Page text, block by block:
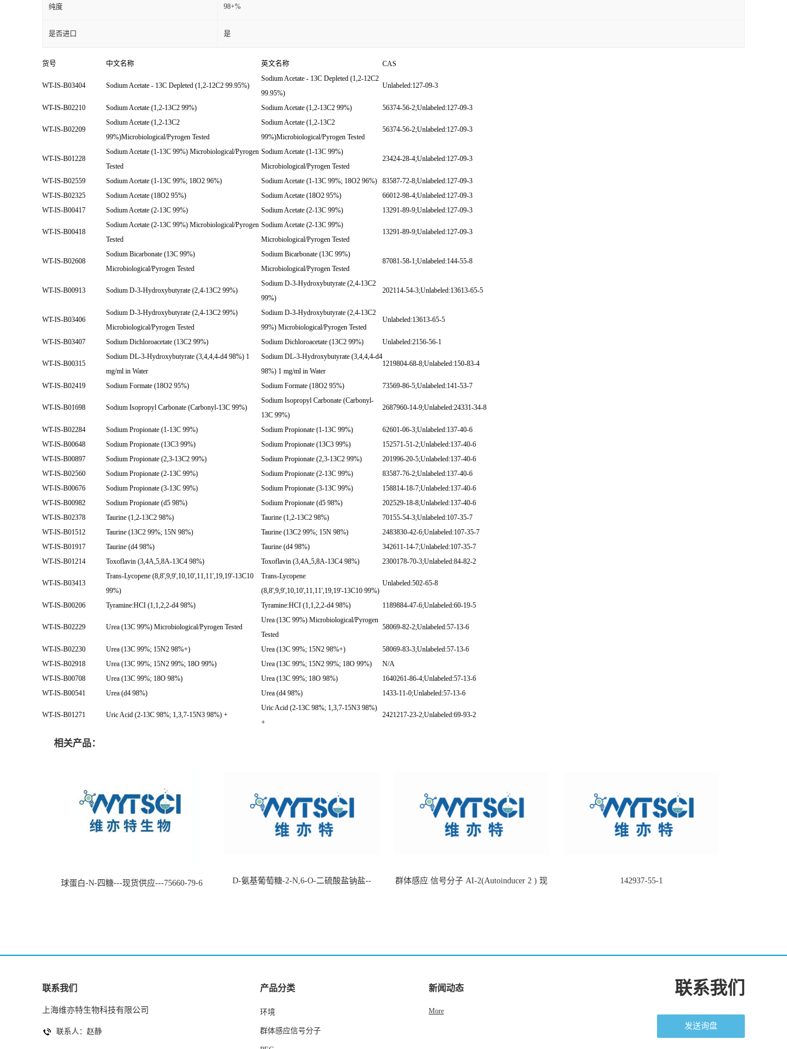
纯度 98+%
是否进口 是
货号 中文名称 英文名称 CAS
WT-IS-B03404 Sodium Acetate - 13C Depleted (1,2-12C2 99.95%)
Sodium Acetate - 13C Depleted (1,2-12C2
99.95%)
Unlabeled:127-09-3
WT-IS-B02210 Sodium Acetate (1,2-13C2 99%) Sodium Acetate (1,2-13C2 99%) 56374-56-2;Unlabeled:127-09-3
WT-IS-B02209
Sodium Acetate (1,2-13C2
99%)Microbiological/Pyrogen Tested
Sodium Acetate (1,2-13C2
99%)Microbiological/Pyrogen Tested
56374-56-2;Unlabeled:127-09-3
WT-IS-B01228
Sodium Acetate (1-13C 99%) Microbiological/Pyrogen
Tested
Sodium Acetate (1-13C 99%)
Microbiological/Pyrogen Tested
23424-28-4;Unlabeled:127-09-3
WT-IS-B02559 Sodium Acetate (1-13C 99%; 18O2 96%) Sodium Acetate (1-13C 99%; 18O2 96%)
83587-72-8;Unlabeled:127-09-3
WT-IS-B02325
Sodium Acetate (18O2 95%) Sodium Acetate (18O2 95%)
66012-98-4;Unlabeled:127-09-3
WT-IS-B00417
Sodium Acetate (2-13C 99%) Sodium Acetate (2-13C 99%) 13291-89-9;Unlabeled:127-09-3
WT-IS-B00418
Sodium Acetate (2-13C 99%) Microbiological/Pyrogen
Tested
Sodium Acetate (2-13C 99%)
Microbiological/Pyrogen Tested
13291-89-9;Unlabeled:127-09-3
WT-IS-B02608
Sodium Bicarbonate (13C 99%)
Microbiological/Pyrogen Tested
Sodium Bicarbonate (13C 99%)
Microbiological/Pyrogen Tested
87081-58-1;Unlabeled:144-55-8
WT-IS-B00913 Sodium D-3-Hydroxybutyrate (2,4-13C2 99%)
Sodium D-3-Hydroxybutyrate (2,4-13C2
99%)
202114-54-3;Unlabeled:13613-65-5
WT-IS-B03406
Sodium D-3-Hydroxybutyrate (2,4-13C2 99%)
Microbiological/Pyrogen Tested
Sodium D-3-Hydroxybutyrate (2,4-13C2
99%) Microbiological/Pyrogen Tested
Unlabeled:13613-65-5
WT-IS-B03407 Sodium Dichloroacetate (13C2 99%) Sodium Dichloroacetate (13C2 99%) Unlabeled:2156-56-1
WT-IS-B00315
Sodium DL-3-Hydroxybutyrate (3,4,4,4-d4 98%) 1
mg/ml in Water
Sodium DL-3-Hydroxybutyrate (3,4,4,4-d4
98%) 1 mg/ml in Water
1219804-68-8;Unlabeled:150-83-4
WT-IS-B02419 Sodium Formate (18O2 95%) Sodium Formate (18O2 95%) 73569-86-5;Unlabeled:141-53-7
WT-IS-B01698 Sodium Isopropyl Carbonate (Carbonyl-13C 99%)
Sodium Isopropyl Carbonate (Carbonyl-
13C 99%)
2687960-14-9;Unlabeled:24331-34-8
WT-IS-B02284 Sodium Propionate (1-13C 99%) Sodium Propionate (1-13C 99%)
62601-06-3;Unlabeled:137-40-6
WT-IS-B00648
Sodium Propionate (13C3 99%) Sodium Propionate (13C3 99%)
152571-51-2;Unlabeled:137-40-6
WT-IS-B00897
Sodium Propionate (2,3-13C2 99%) Sodium Propionate (2,3-13C2 99%)
201996-20-5;Unlabeled:137-40-6
WT-IS-B02560
Sodium Propionate (2-13C 99%) Sodium Propionate (2-13C 99%)
83587-76-2;Unlabeled:137-40-6
WT-IS-B00676
Sodium Propionate (3-13C 99%) Sodium Propionate (3-13C 99%)
158814-18-7;Unlabeled:137-40-6
WT-IS-B00982
Sodium Propionate (d5 98%) Sodium Propionate (d5 98%)
202529-18-8;Unlabeled:137-40-6
WT-IS-B02378
Taurine (1,2-13C2 98%) Taurine (1,2-13C2 98%)
70155-54-3;Unlabeled:107-35-7
WT-IS-B01512
Taurine (13C2 99%; 15N 98%) Taurine (13C2 99%; 15N 98%)
2483830-42-6;Unlabeled:107-35-7
WT-IS-B01917
Taurine (d4 98%) Taurine (d4 98%)
342611-14-7;Unlabeled:107-35-7
WT-IS-B01214
Toxoflavin (3,4A,5,8A-13C4 98%) Toxoflavin (3,4A,5,8A-13C4 98%) 2300178-70-3;Unlabeled:84-82-2
WT-IS-B03413
Trans-Lycopene (8,8',9,9',10,10',11,11',19,19'-13C10
99%)
Trans-Lycopene
(8,8',9,9',10,10',11,11',19,19'-13C10 99%)
Unlabeled:502-65-8
WT-IS-B00206 Tyramine:HCI (1,1,2,2-d4 98%) Tyramine:HCI (1,1,2,2-d4 98%) 1189884-47-6;Unlabeled:60-19-5
WT-IS-B02229 Urea (13C 99%) Microbiological/Pyrogen Tested
Urea (13C 99%) Microbiological/Pyrogen
Tested
58069-82-2;Unlabeled:57-13-6
WT-IS-B02230 Urea (13C 99%; 15N2 98%+) Urea (13C 99%; 15N2 98%+)
58069-83-3;Unlabeled:57-13-6
WT-IS-B02918
Urea (13C 99%; 15N2 99%; 18O 99%) Urea (13C 99%; 15N2 99%; 18O 99%)
N/A
WT-IS-B00708
Urea (13C 99%; 18O 98%) Urea (13C 99%; 18O 98%)
1640261-86-4;Unlabeled:57-13-6
WT-IS-B00541
Urea (d4 98%) Urea (d4 98%) 1433-11-0;Unlabeled:57-13-6
WT-IS-B01271 Uric Acid (2-13C 98%; 1,3,7-15N3 98%) +
Uric Acid (2-13C 98%; 1,3,7-15N3 98%)
+
2421217-23-2;Unlabeled:69-93-2
相关产品：
球蛋白-N-四糖---现货供应---75660-79-6
D-氨基葡萄糖-2-N,6-O-二硫酸盐钠盐--
群体感应 信号分子 AI-2(Autoinducer 2 ) 现
142937-55-1
联系我们
上海维亦特生物科技有限公司
联系人：赵静
产品分类
环境
群体感应信号分子
新闻动态
More
联系我们
发送询盘